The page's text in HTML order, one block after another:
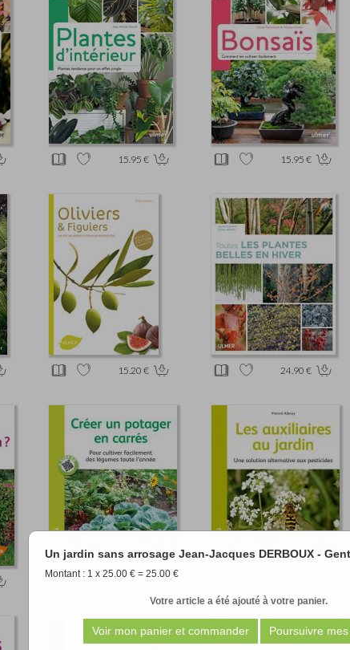
Un jardin sans arrosage Jean-Jacques DERBOUX -
Montant : 1 x 25.00 € = 25.00 €
Votre article a été ajouté à votre panier.
15.95 € 15.95 €
15.20 € 24.90 €